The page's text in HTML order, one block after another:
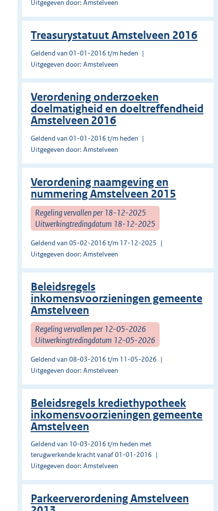
Uitgegeven door: Amstelveen
Treasurystatuut Amstelveen 2016
Geldend van 01-01-2016 t/m heden
Uitgegeven door: Amstelveen
Verordening onderzoeken
doelmatigheid en doeltreffendheid
Amstelveen 2016
Geldend van 01-01-2016 t/m heden
Uitgegeven door: Amstelveen
Verordening naamgeving en
nummering Amstelveen 2015
Regeling vervallen per 18-12-2025
Uitwerkingtredingdatum 18-12-2025
Geldend van 05-02-2016 t/m 17-12-2025
Uitgegeven door: Amstelveen
Beleidsregels
inkomensvoorzieningen gemeente
Amstelveen
Regeling vervallen per 12-05-2026
Uitwerkingtredingdatum 12-05-2026
Geldend van 08-03-2016 t/m 11-05-2026
Uitgegeven door: Amstelveen
Beleidsregels krediethypotheek
inkomensvoorzieningen gemeente
Amstelveen
Geldend van 10-03-2016 t/m heden met
terugwerkende kracht vanaf 01-01-2016
Uitgegeven door: Amstelveen
Parkeerverordening Amstelveen